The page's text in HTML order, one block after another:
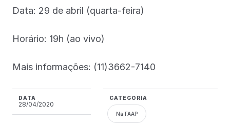
Data: 29 de abril (quarta-feira)
Horário: 19h (ao vivo)
Mais informações: (11)3662-7140
DATA
28/04/2020
CATEGORIA
Na FAAP